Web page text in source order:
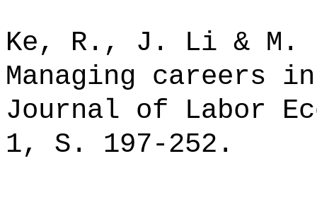
Ke, R., J. Li & M.
Managing careers
Journal of Labor
1, S. 197-252.